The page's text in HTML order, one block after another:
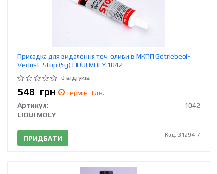
Присадка для видалення течі оливи в МКПП Getriebeol-
Verlust-Stop (5g) LIQUI MOLY 1042
0 відгуків
548 грн
термін 3 дн.
Артикул:
1042
LIQUI MOLY
ПРИДБАТИ Код: 31294-7